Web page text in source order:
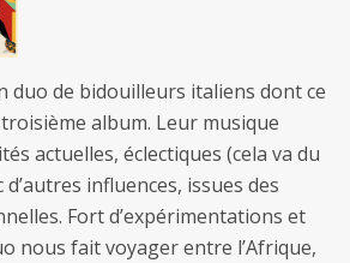
duo de bidouilleurs italiens dont ce
album. Leur musique
actuelles, éclectiques (cela va du
influences, issues des
Fort d’expérimentations et
nous fait voyager entre l’Afrique,